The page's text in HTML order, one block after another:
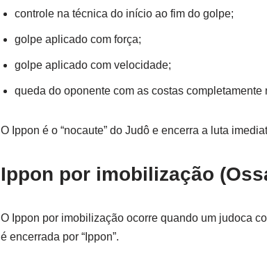
controle na técnica do início ao fim do golpe;
golpe aplicado com força;
golpe aplicado com velocidade;
queda do oponente com as costas completamente
O Ippon é o “nocaute” do Judô e encerra a luta
Ippon por imobilização
O Ippon por imobilização ocorre quando um judoca
é encerrada por “Ippon”.